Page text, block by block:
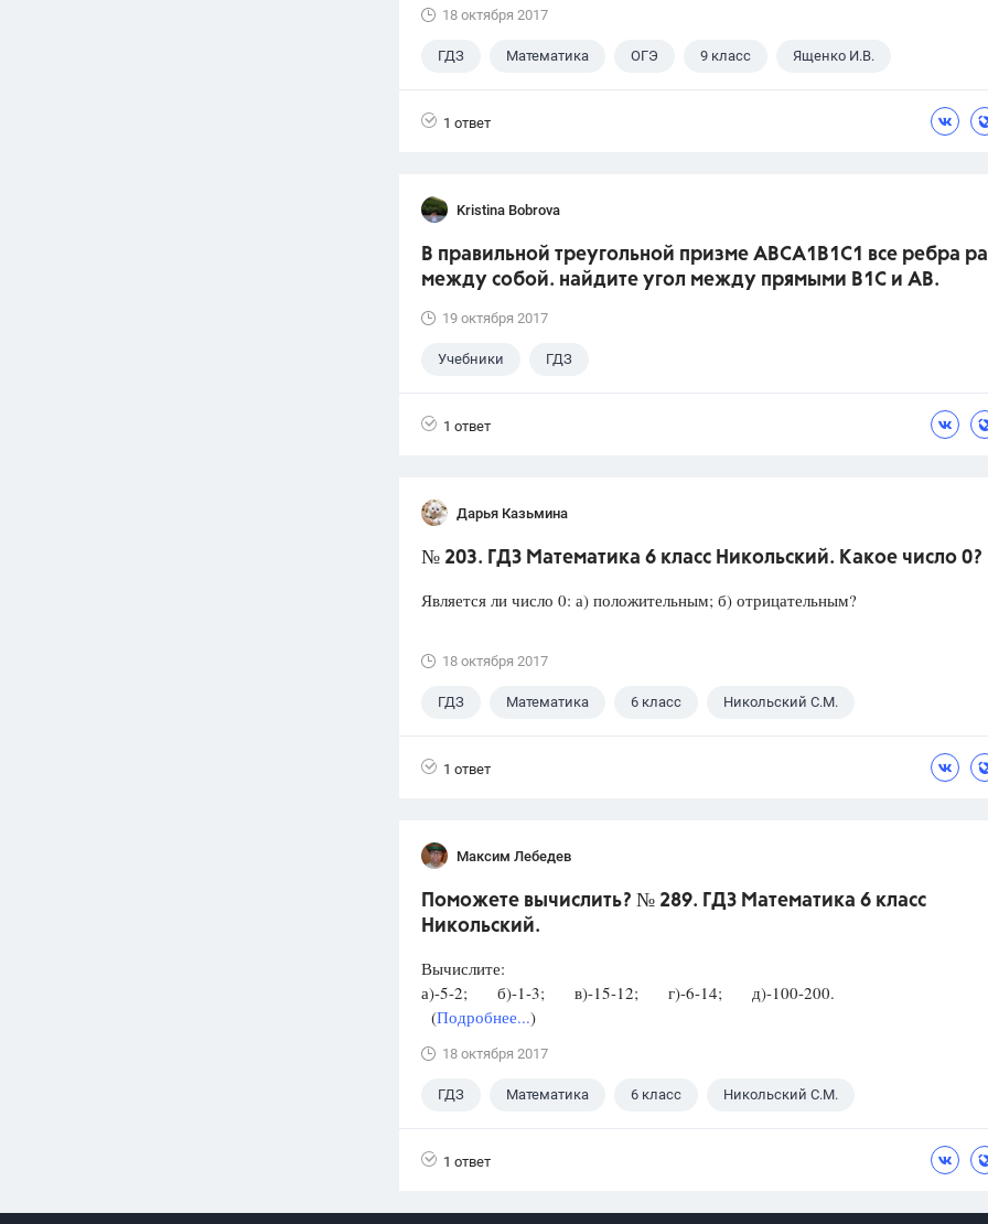
18 октября 2017
ГДЗ Математика ОГЭ 9 класс Ященко И.В.
1 ответ
Kristina Bobrova
В правильной треугольной призме АВСA1В1С1 все ребра
между собой. найдите угол между прямыми В1С и АВ.
19 октября 2017
Учебники ГДЗ
1 ответ
Дарья Казьмина
№ 203. ГДЗ Математика 6 класс Никольский. Какое число 0?
Является ли число 0: а) положительным; б) отрицательным?
18 октября 2017
ГДЗ Математика 6 класс Никольский С.М.
1 ответ
Максим Лебедев
Поможете вычислить? № 289. ГДЗ Математика 6 класс
Никольский.
Вычислите:
а)-5-2; б)-1-3; в)-15-12; г)-6-14; д)-100-200.
(Подробнее...)
18 октября 2017
ГДЗ Математика 6 класс Никольский С.М.
1 ответ